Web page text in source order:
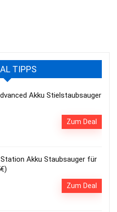
TIPPS
Akku Stielstaubsauger
Zum Deal
Akku Staubsauger für
Zum Deal